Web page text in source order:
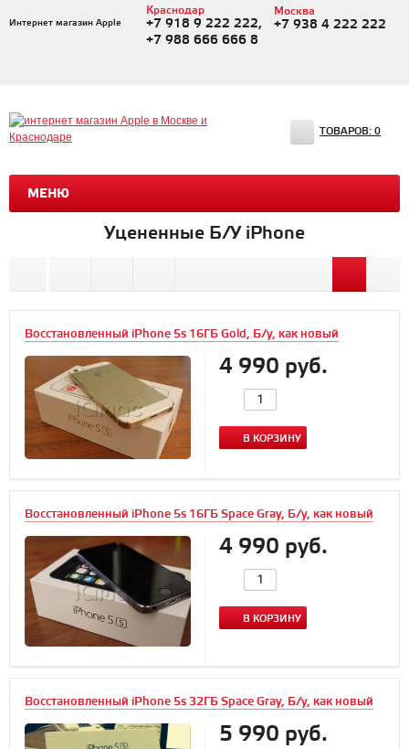
Интернет магазин Apple
Краснодар
+7 918 9 222 222,
+7 988 666 666 8
Москва
+7 938 4 222 222
МЕНЮ
ТОВАРОВ: 0
Уцененные Б/У iPhone
Восстановленный iPhone 5s 16ГБ Gold, Б/у, как новый
4 990 руб.
В КОРЗИНУ
Восстановленный iPhone 5s 16ГБ Space Gray, Б/у, как новый
4 990 руб.
В КОРЗИНУ
Восстановленный iPhone 5s 32ГБ Space Gray, Б/у, как новый
5 990 руб.